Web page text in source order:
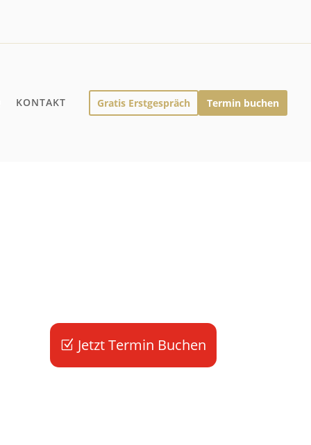
KONTAKT Gratis Erstgespräch Termin buchen
Jetzt Termin Buchen